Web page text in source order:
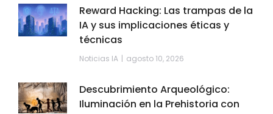
Reward Hacking: Las trampas de la
IA y sus implicaciones éticas y
técnicas
Noticias IA agosto 10, 2026
Descubrimiento Arqueológico:
Iluminación en la Prehistoria con